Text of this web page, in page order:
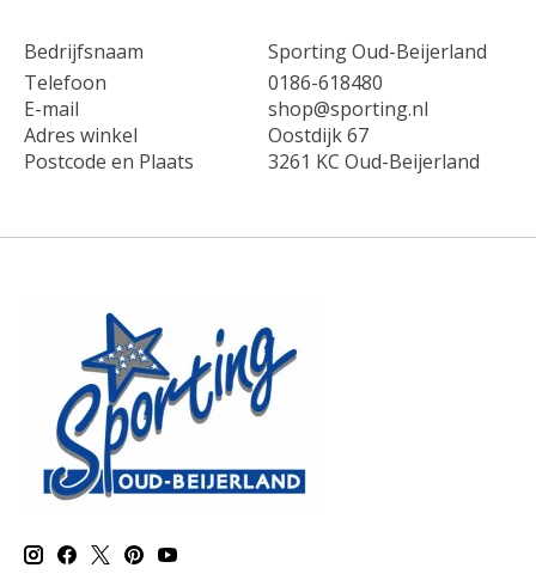
Bedrijfsnaam
Sporting Oud-Beijerland
Telefoon
0186-618480
E-mail
shop@sporting.nl
Adres winkel
Oostdijk 67
Postcode en Plaats
3261 KC Oud-Beijerland